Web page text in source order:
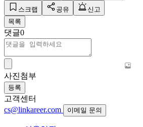
스크랩 공유
신고
목록
댓글0
사진첨부
등록
고객센터
cs@linkareer.com
이메일 문의